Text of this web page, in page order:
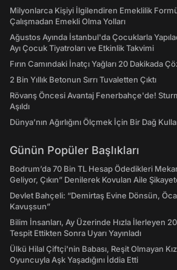
Milyonlarca Kişiyi İlgilendiren Emeklilik
Çalışmadan Emekli Olma Yolları
Ağustos Ayında İstanbul'da Çocuklarla
Ayı Çocuk Tiyatroları ve Etkinlik Takvimi
Fırın Camındaki İnatçı Yağları 20 Dakikada
2 Bin Yıllık Betonun Sırrı Tuvaletten Çıktı
Rövanş Öncesi Avantaj Fenerbahçe'de!
Aşıldı
Dünya’nın Ağırlığını Ölçmek İçin Bir Dağ
Günün Popüler Başlıkları
Bodrum’da 70 Bin TL Hesap Ödedikleri
Geliyor, Çıkın” Denilerek Kovulan Aile
Devlet Bahçeli: “Demirtaş Evine Dönsün,
Kavuşsun”
Bilim İnsanları, Ay Üzerinde Hızla İlerleyen
Tespit Ettikten Sonra Uyarı Yayınladı
Ülkü Hilal Çiftçi'nin Babası, Reşit Olmayan
Oyuncuyla Aşk Yaşadığını İddia Etti